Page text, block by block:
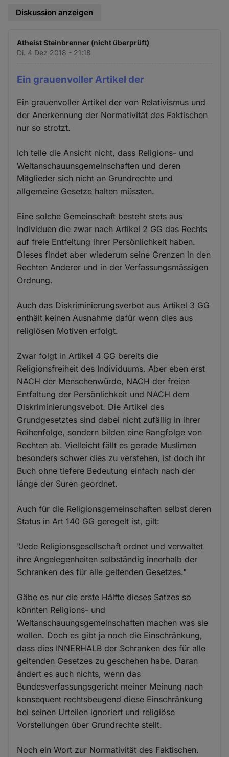
Diskussion anzeigen
Atheist Steinbrenner (nicht überprüft)
Di. 4 Dez 2018 - 21:18
Ein grauenvoller Artikel der
Ein grauenvoller Artikel der von Relativismus und
der Anerkennung der Normativität des Faktischen
nur so strotzt.
Ich teile die Ansicht nicht, dass Religions- und
Weltanschauunsgemeinschaften und deren
Mitglieder sich nicht an Grundrechte und
allgemeine Gesetze halten müssten.
Eine solche Gemeinschaft besteht stets aus
Individuen die zwar nach Artikel 2 GG das Rechts
auf freie Entfeltung ihrer Persönlichkeit haben.
Dieses findet aber wiederum seine Grenzen in den
Rechten Anderer und in der Verfassungsmässigen
Ordnung.
Auch das Diskriminierungsverbot aus Artikel 3 GG
enthält keinen Ausnahme dafür wenn dies aus
religiösen Motiven erfolgt.
Zwar folgt in Artikel 4 GG bereits die
Religionsfreiheit des Individuums. Aber eben erst
NACH der Menschenwürde, NACH der freien
Entfaltung der Persönlichkeit und NACH dem
Diskriminierungsvebot. Die Artikel des
Grundgesetztes sind dabei nicht zufällig in ihrer
Reihenfolge, sondern bilden eine Rangfolge von
Rechten ab. Vielleicht fällt es gerade Muslimen
besonders schwer dies zu verstehen, ist doch ihr
Buch ohne tiefere Bedeutung einfach nach der
länge der Suren geordnet.
Auch für die Religionsgemeinschaften selbst deren
Status in Art 140 GG geregelt ist, gilt:
"Jede Religionsgesellschaft ordnet und verwaltet
ihre Angelegenheiten selbständig innerhalb der
Schranken des für alle geltenden Gesetzes."
Gäbe es nur die erste Hälfte dieses Satzes so
könnten Religions- und
Weltanschauungsgemeinschaften machen was sie
wollen. Doch es gibt ja noch die Einschränkung,
dass dies INNERHALB der Schranken des für alle
geltenden Gesetzes zu geschehen habe. Daran
ändert es auch nichts, wenn das
Bundesverfassungsgericht meiner Meinung nach
konsequent rechtsbeugend diese Einschränkung
bei seinen Urteilen ignoriert und religiöse
Vorstellungen über Grundrechte stellt.
Noch ein Wort zur Normativität des Faktischen.